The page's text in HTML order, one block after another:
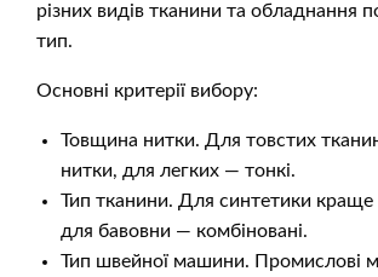
різних видів тканини та обладнання
тип.
Основні критерії вибору:
Товщина нитки. Для товстих
нитки, для легких — тонкі.
Тип тканини. Для синтетики краще
для бавовни — комбіновані.
Тип швейної машини. Промислові